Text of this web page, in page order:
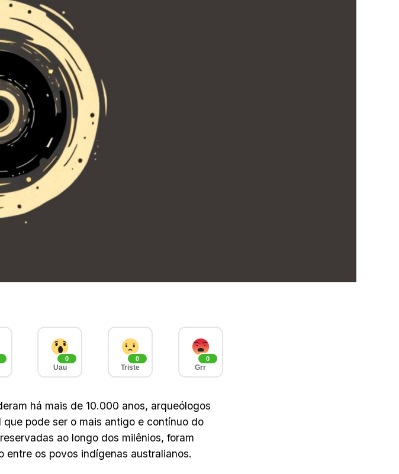
0
Uau
0
Triste
0
Grr
há mais de 10.000 anos, arqueólogos
pode ser o mais antigo e contínuo do
ao longo dos milênios, foram
os povos indígenas australianos.